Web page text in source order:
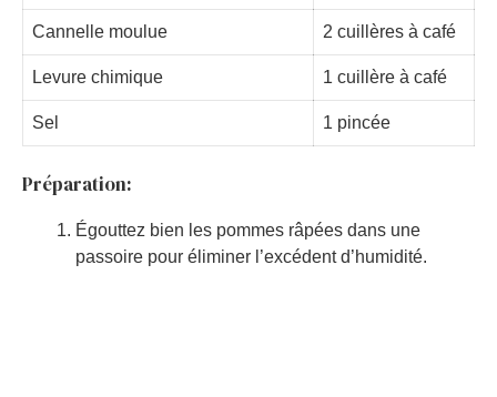
Cannelle moulue 2 cuillères à café
Levure chimique 1 cuillère à café
Sel 1 pincée
Préparation:
Égouttez bien les pommes râpées dans une
passoire pour éliminer l’excédent d’humidité.